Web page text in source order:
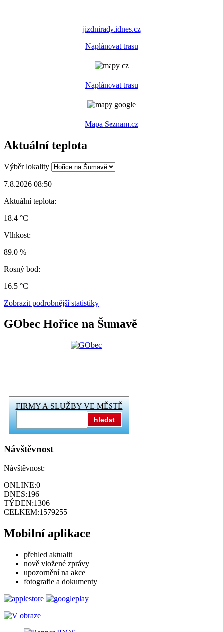
jizdnirady.idnes.cz
Naplánovat trasu
Naplánovat trasu
Mapa Seznam.cz
Aktuální teplota
Výběr lokality
7.8.2026 08:50
Aktuální teplota:
18.4 °C
Vlhkost:
89.0 %
Rosný bod:
16.5 °C
Zobrazit podrobnější statistiky
GObec Hořice na Šumavě
FIRMY A SLUŽBY VE MĚSTĚ
hledat
Návštěvnost
Návštěvnost:
ONLINE:0
DNES:196
TÝDEN:1306
CELKEM:1579255
Mobilní aplikace
přehled aktualit
nově vložené zprávy
upozornění na akce
fotografie a dokumenty